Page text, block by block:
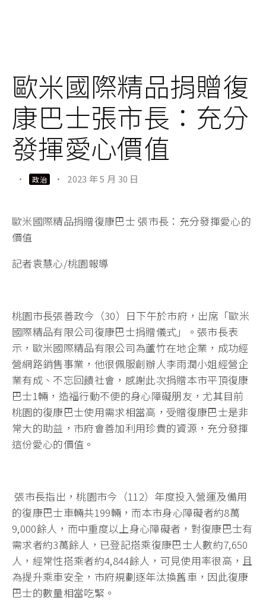
歐米國際精品捐贈復
康巴士張市長：充分
發揮愛心價值
· 政治 · 2023 年 5 月 30 日
歐米國際精品捐贈復康巴士 張市長：充分發揮愛心的
價值
記者袁慧心/桃園報導
桃園市長張善政今（30）日下午於市府，出席「歐米
國際精品有限公司復康巴士捐贈儀式」。張市長表
示，歐米國際精品有限公司為蘆竹在地企業，成功經
營網路銷售事業，他很佩服創辦人李雨潤小姐經營企
業有成、不忘回饋社會，感謝此次捐贈本市平頂復康
巴士1輛，造福行動不便的身心障礙朋友，尤其目前
桃園的復康巴士使用需求相當高，受贈復康巴士是非
常大的助益，市府會善加利用珍貴的資源，充分發揮
這份愛心的價值。
張市長指出，桃園市今（112）年度投入營運及備用
的復康巴士車輛共199輛，而本市身心障礙者約8萬
9,000餘人，而中重度以上身心障礙者，對復康巴士有
需求者約3萬餘人，已登記搭乘復康巴士人數約7,650
人，經常性搭乘者約4,844餘人，可見使用率很高，且
為提升乘車安全，市府規劃逐年汰換舊車，因此復康
巴士的數量相當吃緊。